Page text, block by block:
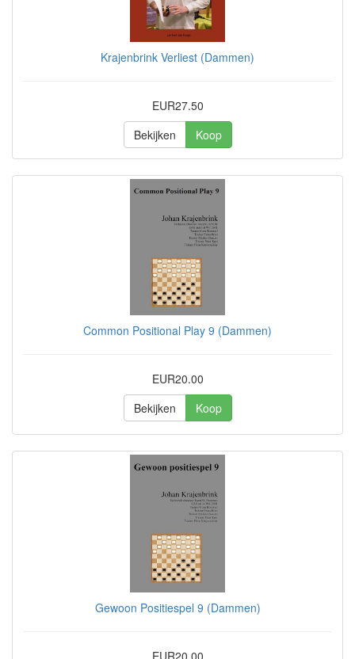
Krajenbrink Verliest (Dammen)
EUR27.50
Bekijken
Koop
Common Positional Play 9 (Dammen)
EUR20.00
Bekijken
Koop
Gewoon Positiespel 9 (Dammen)
EUR20.00